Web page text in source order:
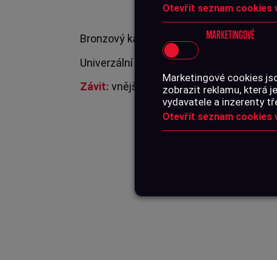
Otevřít seznam cookies
MARKETINGOVÉ
Marketingové cookies
zobrazit reklamu, která
vydavatele a inzerenty
Otevřít seznam cookies
Bronzový kartáček pro čištění zbraní
Univerzální použití pro krátké i dlouhé
Závit: vnější 8/32"